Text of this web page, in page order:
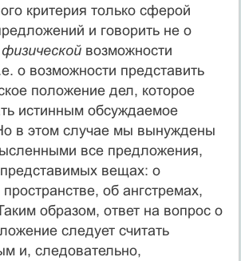
критерия только сферой
и говорить не о
физической возможности
о возможности представить
положение дел, которое
истинным обсуж­даемое
в этом случае мы вынуждены
все предложения,
вещах: о
об ангстремах,
образом, ответ на вопрос о
следует считать
и, сле­довательно,